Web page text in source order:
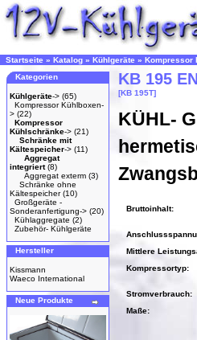
Startseite » Katalog » Kühlgeräte » Kompressor
Kategorien
Kühlgeräte-> (65)
Kompressor Kühlboxen-
> (22)
Kompressor
Kühlschränke-> (21)
Schränke mit
Kältespeicher-> (11)
Aggregat
integriert(8)
Aggregat exterm (3)
Schränke ohne
Kältespeicher(10)
Großgeräte -
Sonderanfertigung-> (20)
Kühlaggregate (2)
Zubehör- Kühlgeräte
Hersteller
Kissmann
Waeco International
Neue Produkte
KB 195
[KB 195T]
KÜHL-
Bruttoinhalt:
Mittlere
Kompressortyp:
Stromverbrauch:
Maße: